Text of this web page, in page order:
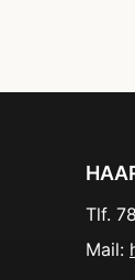
Tlf.
Mail: